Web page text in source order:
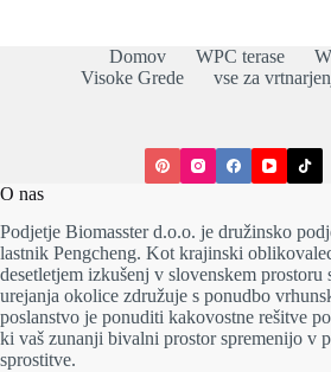
Domov WPC terase
Visoke Grede
vse za
O nas
Podjetje Biomasster d.o.o. je družinsko
lastnik Pengcheng. Kot krajinski
desetletjem izkušenj v slovenskem prostoru
urejanja okolice združuje s ponudbo
poslanstvo je ponuditi kakovostne rešitve
ki vaš zunanji bivalni prostor spremenijo v
sprostitve.